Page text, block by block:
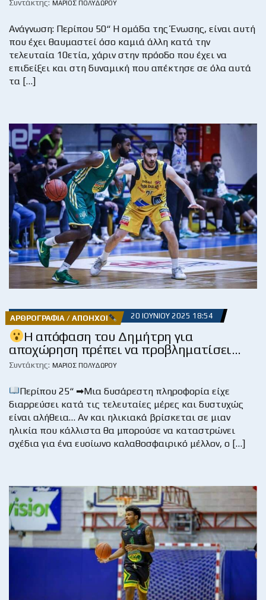
Συντάκτης: ΜΆΡΙΟΣ ΠΟΛΥΔΏΡΟΥ
Ανάγνωση: Περίπου 50“ Η ομάδα της Ένωσης, είναι αυτή
που έχει θαυμαστεί όσο καμιά άλλη κατά την
τελευταία 10ετία, χάριν στην πρόοδο που έχει να
επιδείξει και στη δυναμική που απέκτησε σε όλα αυτά
τα […]
ΑΡΘΡΟΓΡΑΦΊΑ / ΑΠΌΗΧΟΙ 20 ΙΟΥΝΊΟΥ 2025 18:54
Η απόφαση του Δημήτρη για
αποχώρηση πρέπει να προβληματίσει…
Συντάκτης: ΜΆΡΙΟΣ ΠΟΛΥΔΏΡΟΥ
Περίπου 25“ ➡Μια δυσάρεστη πληροφορία είχε
διαρρεύσει κατά τις τελευταίες μέρες και δυστυχώς
είναι αλήθεια… Αν και ηλικιακά βρίσκεται σε μιαν
ηλικία που κάλλιστα θα μπορούσε να καταστρώνει
σχέδια για ένα ευοίωνο καλαθοσφαιρικό μέλλον, ο […]